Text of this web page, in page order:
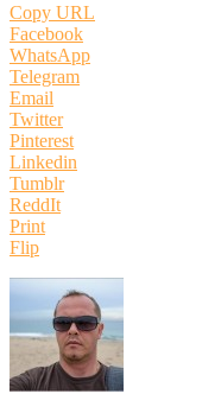
Copy URL
Facebook
WhatsApp
Telegram
Email
Twitter
Pinterest
Linkedin
Tumblr
ReddIt
Print
Flip